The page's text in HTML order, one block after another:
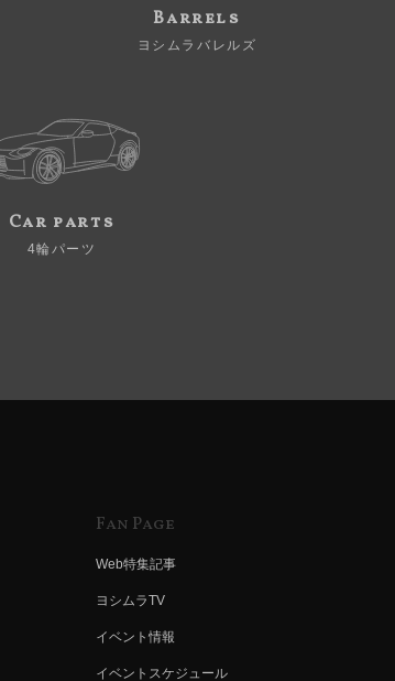
Barrels
ヨシムラバレルズ
Car parts
4輪パーツ
Fan Page
Web特集記事
ヨシムラTV
イベント情報
イベントスケジュール